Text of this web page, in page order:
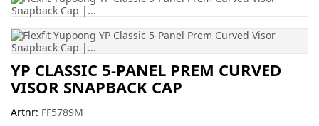
YP CLASSIC 5-PANEL PREM CURVED
VISOR SNAPBACK CAP
Artnr: FF5789M